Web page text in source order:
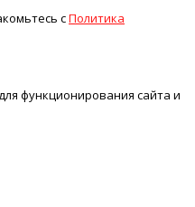
сПолитика
функционирования сайта и